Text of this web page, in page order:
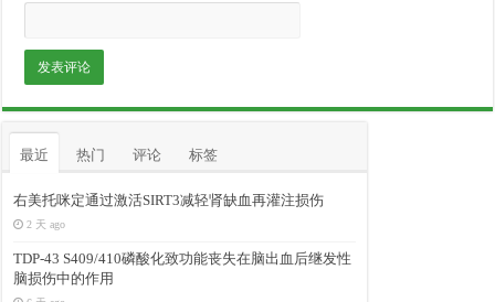
最近 热门 评论 标签
右美托咪定通过激活SIRT3减轻肾缺血再灌注损伤
2 天 ago
TDP-43 S409/410磷酸化致功能丧失在脑出血后继发性
脑损伤中的作用